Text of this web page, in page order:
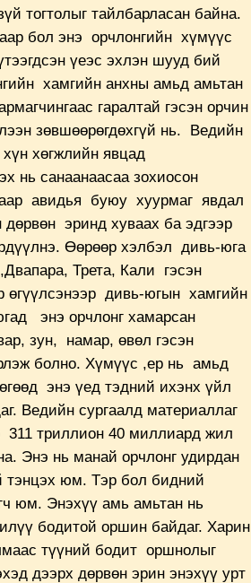
тогтолыг тайлбарласан байна.
бол энэ орчлонгийн хүмүүс
үеэс эхлэн шууд бий
хамгийн анхны амьд амьтан
гаралтай гэсэн орчин
зөвшөөрөгдөхгүй нь. Ведийн
хөгжлийн явцад
нь санаанаасаа зохиосон
авидья буюу хуурмаг явдал
дөрвөн эринд хуваах ба эдгээр
Өөрөөр хэлбэл дивь-юга
Трета, Кали гэсэн
өгүүлсэнээр дивь-югын хамгийн
энэ орчлонг хамарсан
зун, намар, өвөл гэсэн
болно. Хүмүүс ,ер нь амьд
энэ үед тэдний ихэнх үйл
Ведийн сургаалд материаллаг
311 триллион 40 миллиард жил
Энэ нь манай орчлонг удирдан
тэнцэх юм. Тэр бол бидний
юм. Энэхүү амь амьтан нь
бодитой оршин байдаг. Харин
түүний бодит оршнолыг
дээрх дөрвөн эрин энэхүү урт